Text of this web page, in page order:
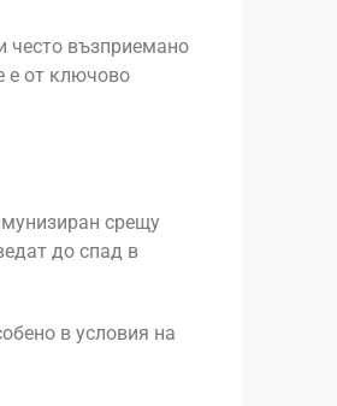
често възприемано
е от ключово
срещу
до спад в
в условия на